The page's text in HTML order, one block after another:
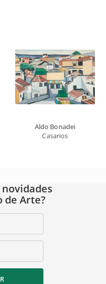
Aldo Bonadei
Casarios
de Arte?